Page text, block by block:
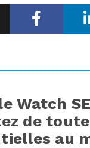
Watch
de
au